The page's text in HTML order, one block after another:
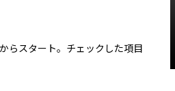
らスタート。チェックした項目